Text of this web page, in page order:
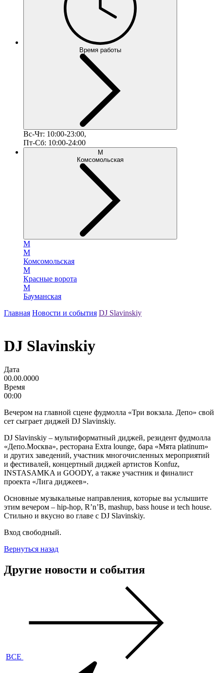
Время работы
Вс-Чт: 10:00-23:00,
Пт-Сб: 10:00-24:00
М
Комсомольская
М
М
Комсомольская
М
Красные ворота
М
Бауманская
Главная Новости и события DJ Slavinskiy
DJ Slavinskiy
Дата
00.00.0000
Время
00:00
Вечером на главной сцене фудмолла «Три вокзала. Депо» свой
сет сыграет диджей DJ Slavinskiy.
DJ Slavinskiy – мультиформатный диджей, резидент фудмолла
«Депо.Москва», ресторана Extra lounge, бара «Мята platinum»
и других заведений, участник многочисленных мероприятий
и фестивалей, концертный диджей артистов Konfuz,
INSTASAMKA и GOODY, а также участник и финалист
проекта «Лига диджеев».
Основные музыкальные направления, которые вы услышите
этим вечером – hip-hop, R’n’B, mashup, bass house и tech house.
Стильно и вкусно во главе с DJ Slavinskiy.
Вход свободный.
Вернуться назад
Другие новости и события
ВСЕ